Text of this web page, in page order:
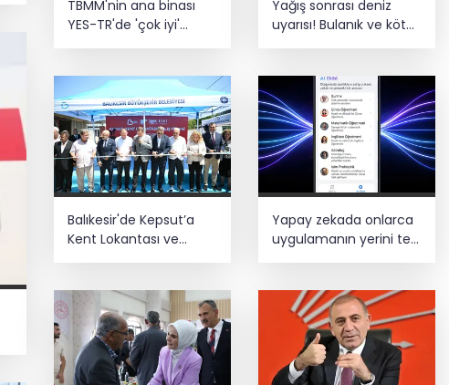
TBMM'nin ana binası
YES-TR'de 'çok iyi'
Yağış sonrası deniz
uyarısı! Bulanık ve kötü
Balıkesir'de Kepsut’a
Kent Lokantası ve
altyapı desteği
Yapay zekada onlarca
uygulamanın yerini tek
asistan alabilir